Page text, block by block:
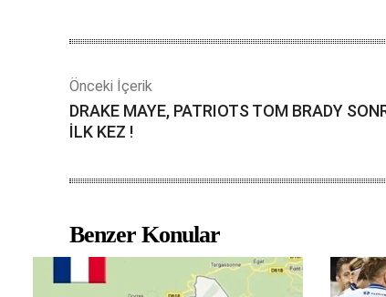
Önceki İçerik
DRAKE MAYE, PATRIOTS TOM BRADY
İLK KEZ !
Benzer Konular